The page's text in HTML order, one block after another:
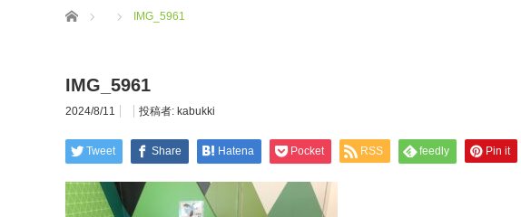
ホーム IMG_5961
IMG_5961
2024/8/11 投稿者: kabukki
Tweet Share Hatena Pocket RSS feedly Pin it